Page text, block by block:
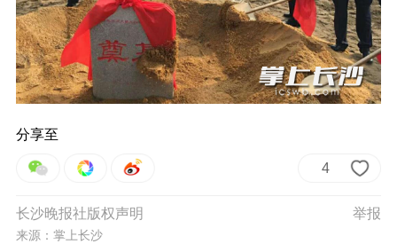
分享至
4
举报
长沙晚报社版权声明
来源：掌上长沙